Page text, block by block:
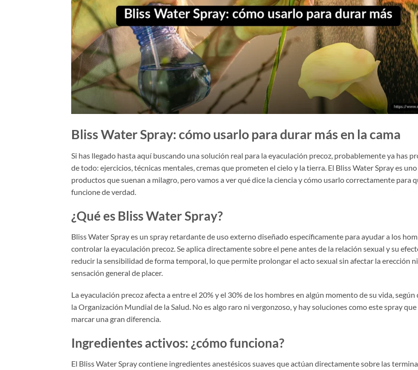
Bliss Water Spray: cómo usarlo para durar más en la cama
Si has llegado hasta aquí buscando una solución real para la eyaculación precoz, probablemente ya has
de todo: ejercicios, técnicas mentales, cremas que prometen el cielo y la tierra. El Bliss Water Spray es uno
productos que suenan a milagro, pero vamos a ver qué dice la ciencia y cómo usarlo correctamente para
funcione de verdad.
¿Qué es Bliss Water Spray?
Bliss Water Spray es un spray retardante de uso externo diseñado específicamente para ayudar a los
controlar la eyaculación precoz. Se aplica directamente sobre el pene antes de la relación sexual y su
reducir la sensibilidad de forma temporal, lo que permite prolongar el acto sexual sin afectar la erección
sensación general de placer.
La eyaculación precoz afecta a entre el 20% y el 30% de los hombres en algún momento de su vida, según
la Organización Mundial de la Salud. No es algo raro ni vergonzoso, y hay soluciones como este spray
marcar una gran diferencia.
Ingredientes activos: ¿cómo funciona?
El Bliss Water Spray contiene ingredientes anestésicos suaves que actúan directamente sobre las